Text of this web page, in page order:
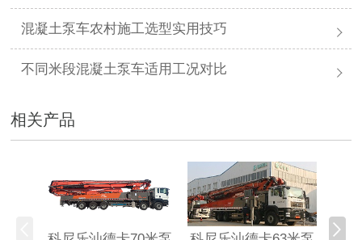
混凝土泵车农村施工选型实用技巧
不同米段混凝土泵车适用工况对比
相关产品